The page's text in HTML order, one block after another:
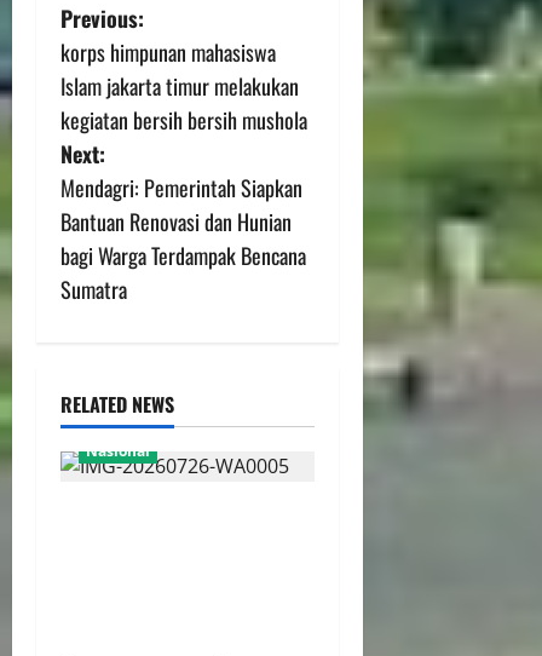
Previous:
korps himpunan mahasiswa
Islam jakarta timur melakukan
kegiatan bersih bersih mushola
Next:
Mendagri: Pemerintah Siapkan
Bantuan Renovasi dan Hunian
bagi Warga Terdampak Bencana
Sumatra
RELATED NEWS
Nasional